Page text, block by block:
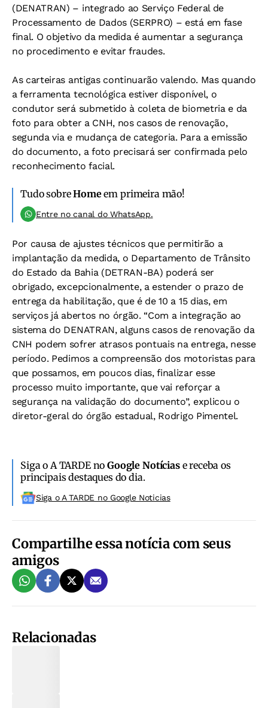
(DENATRAN) – integrado ao Serviço Federal de
Processamento de Dados (SERPRO) – está em fase
final. O objetivo da medida é aumentar a segurança
no procedimento e evitar fraudes.
As carteiras antigas continuarão valendo. Mas quando
a ferramenta tecnológica estiver disponível, o
condutor será submetido à coleta de biometria e da
foto para obter a CNH, nos casos de renovação,
segunda via e mudança de categoria. Para a emissão
do documento, a foto precisará ser confirmada pelo
reconhecimento facial.
Tudo sobreHomeem primeira mão!
Entre no canal do WhatsApp.
Por causa de ajustes técnicos que permitirão a
implantação da medida, o Departamento de Trânsito
do Estado da Bahia (DETRAN-BA) poderá ser
obrigado, excepcionalmente, a estender o prazo de
entrega da habilitação, que é de 10 a 15 dias, em
serviços já abertos no órgão. “Com a integração ao
sistema do DENATRAN, alguns casos de renovação da
CNH podem sofrer atrasos pontuais na entrega, nesse
período. Pedimos a compreensão dos motoristas para
que possamos, em poucos dias, finalizar esse
processo muito importante, que vai reforçar a
segurança na validação do documento”, explicou o
diretor-geral do órgão estadual, Rodrigo Pimentel.
Siga o A TARDE noGoogle Notíciase receba os
principais destaques do dia.
Siga o A TARDE no Google Noticias
Compartilhe essa notícia com seus
amigos
Relacionadas